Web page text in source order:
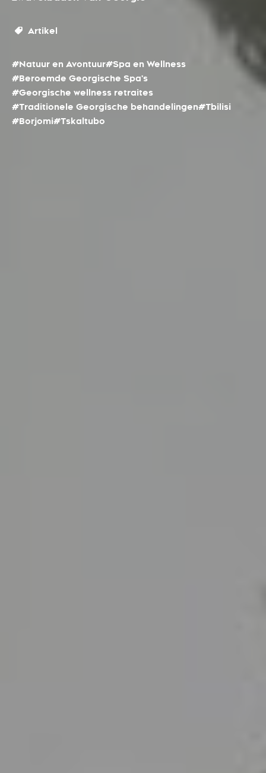
Artikel
#Natuur en Avontuur#Spa en Wellness
#Beroemde Georgische Spa's
#Georgische wellness retraites
#Traditionele Georgische behandelingen#Tbilisi
#Borjomi#Tskaltubo